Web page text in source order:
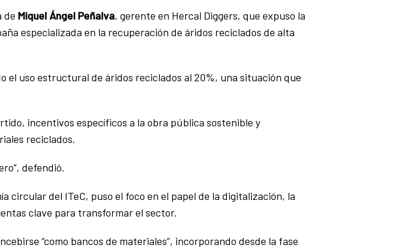
de Miquel Ángel Peñalva, gerente en Hercal Diggers, que expuso la
especializada en la recuperación de áridos reciclados de alta
el uso estructural de áridos reciclados al 20%, una situación que
incentivos específicos a la obra pública sostenible y
reciclados.
defendió.
circular del ITeC, puso el foco en el papel de la digitalización, la
clave para transformar el sector.
“como bancos de materiales”, incorporando desde la fase